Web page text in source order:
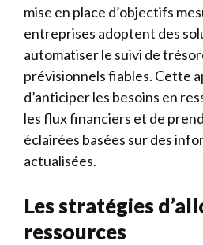
mise en place d’objectifs
entreprises adoptent des
automatiser le suivi de
prévisionnels fiables. Cette
d’anticiper les besoins en
les flux financiers et de
éclairées basées sur des
actualisées.
Les stratégies
ressources